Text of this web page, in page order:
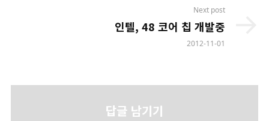
Next post
인텔, 48 코어 칩 개발중
2012-11-01
답글 남기기